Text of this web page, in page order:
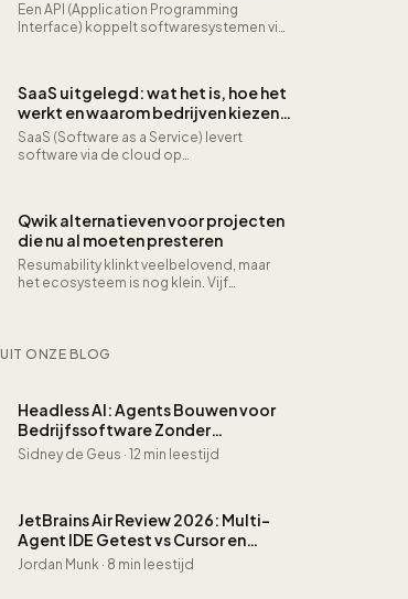
Een API (Application Programming
Interface) koppelt softwaresystemen via
apps, microservices en externe
platformen.
SaaS uitgelegd: wat het is, hoe het
werkt en waarom bedrijven kiezen
voor cloud software
SaaS (Software as a Service) levert
software via de cloud op
vanaf elk apparaat met een
internetverbinding.
Qwik alternatieven voor projecten
die nu al moeten presteren
Resumability klinkt veelbelovend, maar
het ecosysteem is nog klein. Vijf
UIT ONZE BLOG
Headless AI: Agents Bouwen voor
Bedrijfssoftware Zonder
Dashboard
Sidney de Geus · 12 min leestijd
JetBrains Air Review 2026: Multi-
Agent IDE Getest vs Cursor en
Copilot
Jordan Munk · 8 min leestijd